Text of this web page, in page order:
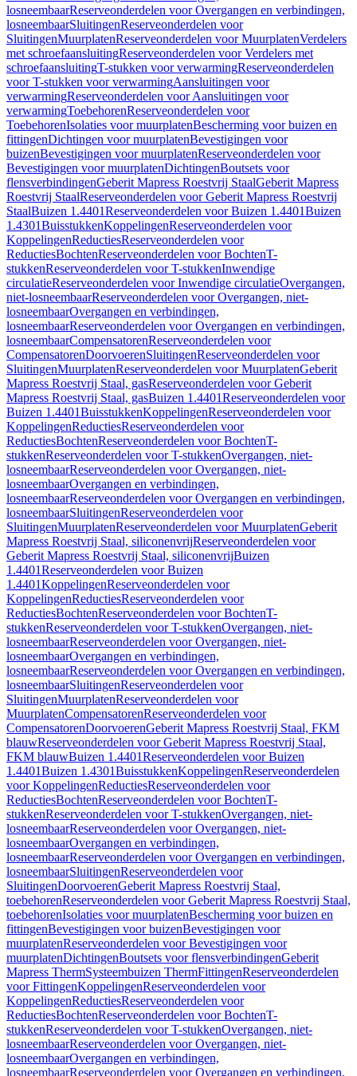
losneembaarReserveonderdelen voor Overgangen en verbindingen,
losneembaarSluitingenReserveonderdelen voor
SluitingenMuurplatenReserveonderdelen voor MuurplatenVerdelers
met schroefaansluitingReserveonderdelen voor Verdelers met
schroefaansluitingT-stukken voor verwarmingReserveonderdelen
voor T-stukken voor verwarmingAansluitingen voor
verwarmingReserveonderdelen voor Aansluitingen voor
verwarmingToebehorenReserveonderdelen voor
ToebehorenIsolaties voor muurplatenBescherming voor buizen en
fittingenDichtingen voor muurplatenBevestigingen voor
buizenBevestigingen voor muurplatenReserveonderdelen voor
Bevestigingen voor muurplatenDichtingenBoutsets voor
flensverbindingenGeberit Mapress Roestvrij StaalGeberit Mapress
Roestvrij StaalReserveonderdelen voor Geberit Mapress Roestvrij
StaalBuizen 1.4401Reserveonderdelen voor Buizen 1.4401Buizen
1.4301BuisstukkenKoppelingenReserveonderdelen voor
KoppelingenReductiesReserveonderdelen voor
ReductiesBochtenReserveonderdelen voor BochtenT-
stukkenReserveonderdelen voor T-stukkenInwendige
circulatieReserveonderdelen voor Inwendige circulatieOvergangen,
niet-losneembaarReserveonderdelen voor Overgangen, niet-
losneembaarOvergangen en verbindingen,
losneembaarReserveonderdelen voor Overgangen en verbindingen,
losneembaarCompensatorenReserveonderdelen voor
CompensatorenDoorvoerenSluitingenReserveonderdelen voor
SluitingenMuurplatenReserveonderdelen voor MuurplatenGeberit
Mapress Roestvrij Staal, gasReserveonderdelen voor Geberit
Mapress Roestvrij Staal, gasBuizen 1.4401Reserveonderdelen voor
Buizen 1.4401BuisstukkenKoppelingenReserveonderdelen voor
KoppelingenReductiesReserveonderdelen voor
ReductiesBochtenReserveonderdelen voor BochtenT-
stukkenReserveonderdelen voor T-stukkenOvergangen, niet-
losneembaarReserveonderdelen voor Overgangen, niet-
losneembaarOvergangen en verbindingen,
losneembaarReserveonderdelen voor Overgangen en verbindingen,
losneembaarSluitingenReserveonderdelen voor
SluitingenMuurplatenReserveonderdelen voor MuurplatenGeberit
Mapress Roestvrij Staal, siliconenvrijReserveonderdelen voor
Geberit Mapress Roestvrij Staal, siliconenvrijBuizen
1.4401Reserveonderdelen voor Buizen
1.4401KoppelingenReserveonderdelen voor
KoppelingenReductiesReserveonderdelen voor
ReductiesBochtenReserveonderdelen voor BochtenT-
stukkenReserveonderdelen voor T-stukkenOvergangen, niet-
losneembaarReserveonderdelen voor Overgangen, niet-
losneembaarOvergangen en verbindingen,
losneembaarReserveonderdelen voor Overgangen en verbindingen,
losneembaarSluitingenReserveonderdelen voor
SluitingenMuurplatenReserveonderdelen voor
MuurplatenCompensatorenReserveonderdelen voor
CompensatorenDoorvoerenGeberit Mapress Roestvrij Staal, FKM
blauwReserveonderdelen voor Geberit Mapress Roestvrij Staal,
FKM blauwBuizen 1.4401Reserveonderdelen voor Buizen
1.4401Buizen 1.4301BuisstukkenKoppelingenReserveonderdelen
voor KoppelingenReductiesReserveonderdelen voor
ReductiesBochtenReserveonderdelen voor BochtenT-
stukkenReserveonderdelen voor T-stukkenOvergangen, niet-
losneembaarReserveonderdelen voor Overgangen, niet-
losneembaarOvergangen en verbindingen,
losneembaarReserveonderdelen voor Overgangen en verbindingen,
losneembaarSluitingenReserveonderdelen voor
SluitingenDoorvoerenGeberit Mapress Roestvrij Staal,
toebehorenReserveonderdelen voor Geberit Mapress Roestvrij Staal,
toebehorenIsolaties voor muurplatenBescherming voor buizen en
fittingenBevestigingen voor buizenBevestigingen voor
muurplatenReserveonderdelen voor Bevestigingen voor
muurplatenDichtingenBoutsets voor flensverbindingenGeberit
Mapress ThermSysteembuizen ThermFittingenReserveonderdelen
voor FittingenKoppelingenReserveonderdelen voor
KoppelingenReductiesReserveonderdelen voor
ReductiesBochtenReserveonderdelen voor BochtenT-
stukkenReserveonderdelen voor T-stukkenOvergangen, niet-
losneembaarReserveonderdelen voor Overgangen, niet-
losneembaarOvergangen en verbindingen,
losneembaarReserveonderdelen voor Overgangen en verbindingen,